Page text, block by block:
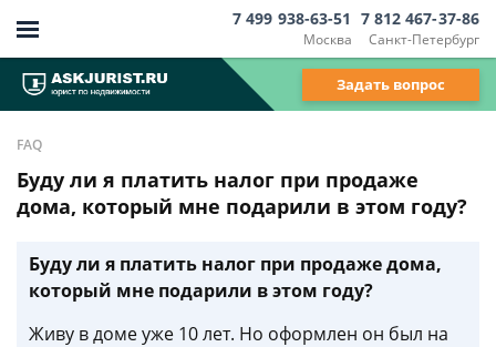
Москва
7 499 938-63-51
Санкт-Петербург
7 812 467-37-86
Задать вопрос
FAQ
Буду ли я платить налог при продаже
дома, который мне подарили в этом году?
Буду ли я платить налог при продаже дома,
который мне подарили в этом году?
Живу в доме уже 10 лет. Но оформлен он был на